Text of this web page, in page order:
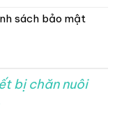
sách bảo mật
bị chăn nuôi